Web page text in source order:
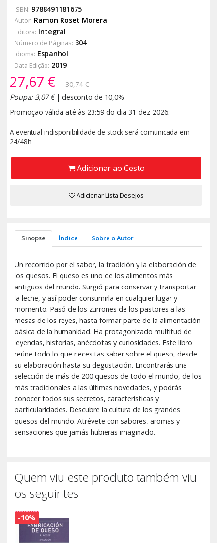
ISBN: 9788491181675
Autor: Ramon Roset Morera
Editora: Integral
Número de Páginas: 304
Idioma: Espanhol
Data Edição: 2019
27,67 €
30,74 €
Poupa: 3,07 €| desconto de 10,0%
Promoção válida até às 23:59 do dia 31-dez-2026.
A eventual indisponibilidade de stock será comunicada em
24/48h
Adicionar ao Cesto
Adicionar Lista Desejos
Sinopse Índice Sobre o Autor
Un recorrido por el sabor, la tradición y la elaboración de
los quesos. El queso es uno de los alimentos más
antiguos del mundo. Surgió para conservar y transportar
la leche, y así poder consumirla en cualquier lugar y
momento. Pasó de los zurrones de los pastores a las
mesas de los reyes, hasta formar parte de la alimentación
básica de la humanidad. Ha protagonizado multitud de
leyendas, historias, anécdotas y curiosidades. Este libro
reúne todo lo que necesitas saber sobre el queso, desde
su elaboración hasta su degustación. Encontrarás una
selección de más de 200 quesos de todo el mundo, de los
más tradicionales a las últimas novedades, y podrás
conocer todos sus secretos, características y
particularidades. Descubre la cultura de los grandes
quesos del mundo. Atrévete con sabores, aromas y
sensaciones que jamás hubieras imaginado.
Quem viu este produto também viu
os seguintes
-10%